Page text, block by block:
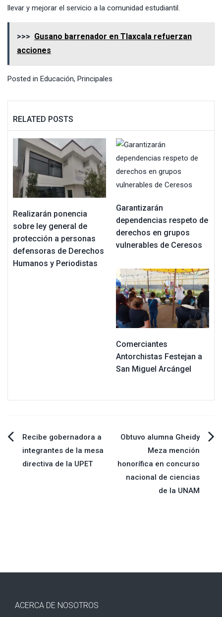
llevar y mejorar el servicio a la comunidad estudiantil.
>>> Gusano barrenador en Tlaxcala refuerzan
acciones
Posted in Educación, Principales
RELATED POSTS
Realizarán ponencia
sobre ley general de
protección a personas
defensoras de Derechos
Humanos y Periodistas
Garantizarán
dependencias respeto de
derechos en grupos
vulnerables de Ceresos
Comerciantes
Antorchistas Festejan a
San Miguel Arcángel
Navegación
de
Recibe gobernadora a
integrantes de la mesa
directiva de la UPET
Obtuvo alumna Gheidy
Meza mención
honorífica en concurso
nacional de ciencias
de la UNAM
ACERCA DE NOSOTROS